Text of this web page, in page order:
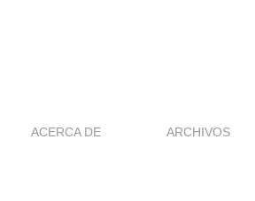
ACERCA DE ARCHIVOS